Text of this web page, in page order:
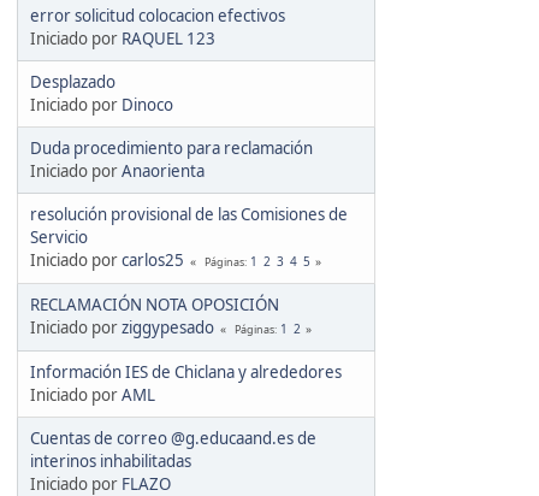
error solicitud colocacion efectivos
Iniciado por RAQUEL 123
Desplazado
Iniciado por Dinoco
Duda procedimiento para reclamación
Iniciado porAnaorienta
resolución provisional de las Comisiones de
Servicio
Iniciado porcarlos25 Páginas 1 2 3 4 5
RECLAMACIÓN NOTA OPOSICIÓN
Iniciado porziggypesado Páginas 1 2
Información IES de Chiclana y alrededores
Iniciado porAML
Cuentas de correo @g.educaand.es de
interinos inhabilitadas
Iniciado por FLAZO